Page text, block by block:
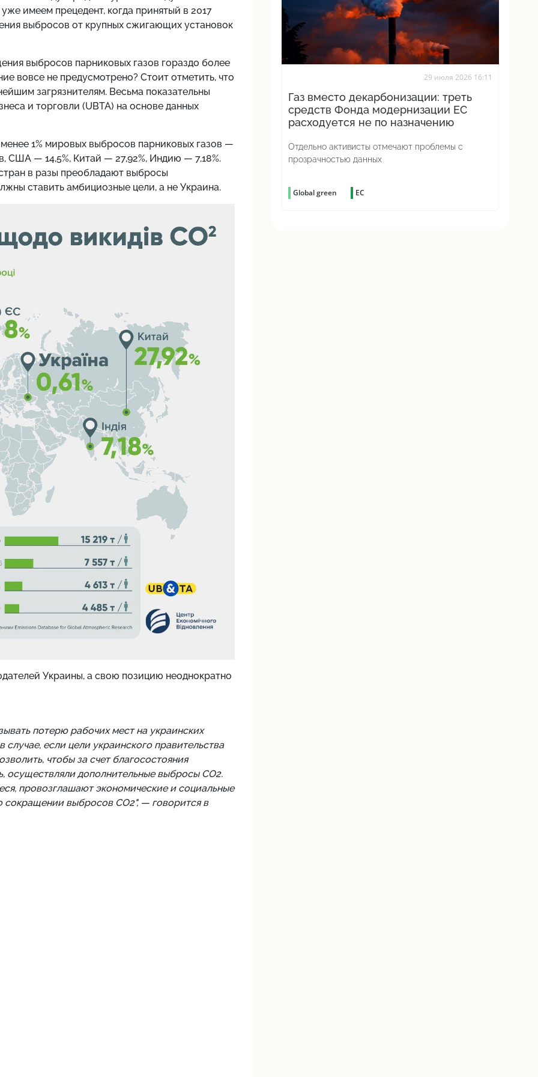
имеем прецедент, когда принятый в 2017
выбросов от крупных сжигающих установок
выбросов парниковых газов гораздо более
вовсе не предусмотрено? Стоит отметить, что
загрязнителям. Весьма показательны
и торговли (UBTA) на основе данных
1% мировых выбросов парниковых газов —
США — 14,5%, Китай — 27,92%, Индию — 7,18%.
в разы преобладают выбросы
ставить амбициозные цели, а не Украина.
Украины, а свою позицию неоднократно
потерю рабочих мест на украинских
если цели украинского правительства
чтобы за счет благосостояния
осуществляли дополнительные выбросы СО2.
провозглашают экономические и социальные
выбросов СО2", — говорится в
29 июля 2026 16:11
Газ вместо декарбонизации: треть
средств Фонда модернизации ЕС
расходуется не по назначению
Отдельно активисты отмечают проблемы с
прозрачностью данных
Global green ЕС